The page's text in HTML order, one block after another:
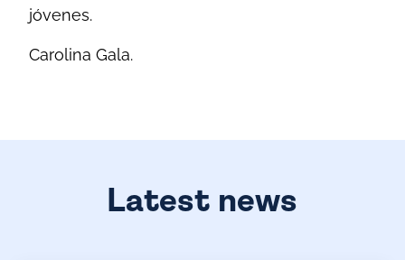
jóvenes.
Carolina Gala.
Latest news